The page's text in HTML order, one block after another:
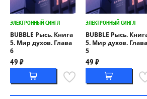
ЭЛЕКТРОННЫЙ СИНГЛ
BUBBLE Рысь. Книга
5. Мир духов. Глава
6
49 ₽
ЭЛЕКТРОННЫЙ СИНГЛ
BUBBLE Рысь.
5. Мир духов. Глава
5
49 ₽